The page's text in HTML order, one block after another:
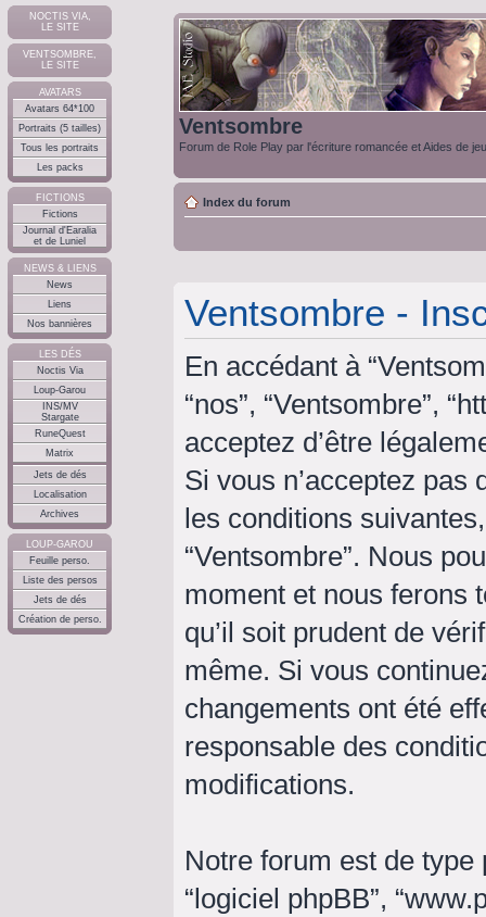
NOCTIS VIA,
LE SITE
VENTSOMBRE,
LE SITE
AVATARS
Avatars 64*100
Portraits (5 tailles)
Tous les portraits
Les packs
FICTIONS
Fictions
Journal d'Earalia
et de Luniel
NEWS & LIENS
News
Liens
Nos bannières
LES DÉS
Noctis Via
Loup-Garou
INS/MV
Stargate
RuneQuest
Matrix
Jets de dés
Localisation
Archives
LOUP-GAROU
Feuille perso.
Liste des persos
Jets de dés
Création de perso.
Ventsombre
Forum de Role Play par l'écriture romancée et Aides de
Index du forum
Ventsombre -
En accédant à
“nos”, “Ventsombre”,
acceptez d’être
Si vous n’acceptez pas
les conditions
“Ventsombre”. Nous
moment et nous ferons
qu’il soit prudent de
même. Si vous
changements ont été
responsable des
modifications.
Notre forum est de type
“logiciel phpBB”,